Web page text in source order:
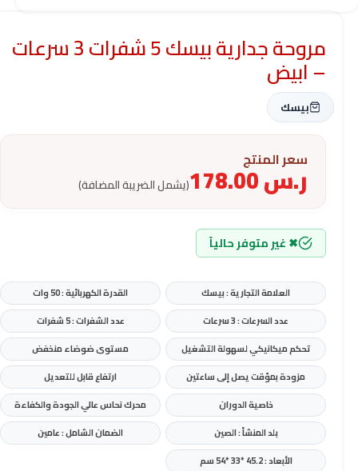
مروحة جدارية بيسك 5 شفرات 3 سرعات
– ابيض
بيسك
سعر المنتج
ر.س (يشمل الضريبة المضافة)
✖ غير متوفر حالياً
العلامة التجارية : بيسك
القدرة الكهربائية : 50 وات
عدد السرعات : 3 سرعات
عدد الشفرات : 5 شفرات
تحكم ميكانيكي لسهولة التشغيل
مستوى ضوضاء منخفض
مزودة بمؤقت يصل إلى ساعتين
ارتفاع قابل للتعديل
خاصية الدوران
محرك نحاس عالي الجودة والكفاءة
بلد المنشأ : الصين
الضمان الشامل : عامين
الأبعاد : 45.2 *33 *54 سم